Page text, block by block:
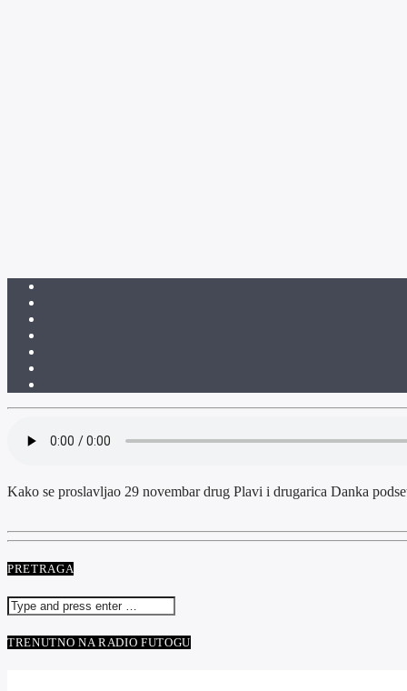
Kako se proslavljao 29 novembar drug Plavi i drugarica Danka
PRETRAGA
TRENUTNO NA RADIO FUTOGU